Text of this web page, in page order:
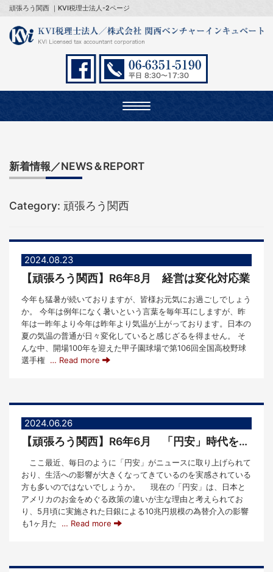
頑張ろう関西 ｜KVI税理士法人-2ページ
Toggle
navigation
新着情報／NEWS＆REPORT
Category: 頑張ろう関西
2024.08.23
【頑張ろう関西】R6年8月 経営は変化対応業
今年も猛暑が続いておりますが、皆様お元気にお過ごしでしょう
か。 今年は例年になく暑いという言葉を毎年耳にしますが、昨
年は一昨年より今年は昨年より気温が上がっております。日本の
夏の気温の普通が日々変化していると感じざるを得ません。 そ
んな中、開場100年を迎えた甲子園球場で第106回全国高校野球
選手権 … Read more
2024.06.26
【頑張ろう関西】R6年6月 「円安」時代をうまく乗り切ろう！
ここ最近、毎日のように「円安」がニュースに取り上げられて
おり、生活への影響が大きくなってきているのを実感されている
方も多いのではないでしょうか。 現在の「円安」は、日本と
アメリカのお金をめぐる政策の違いが主な理由と考えられてお
り、5月頃に実施された日銀による10兆円規模の為替介入の影響
も1ヶ月た … Read more